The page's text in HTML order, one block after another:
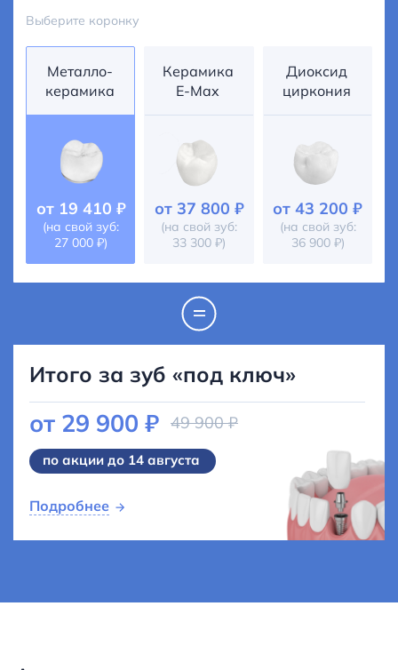
Выберите коронку
Металло-
керамика
от 19 410 ₽
(на свой зуб:
27 000 ₽)
Керамика
E-Max
от 37 800 ₽
(на свой зуб:
33 300 ₽)
Диоксид
циркония
от43 200 ₽
(на свой зуб:
36 900 ₽)
Итого за зуб «под ключ»
Подробнее
49 900 ₽
от 29 900 ₽
по акции до 14 августа